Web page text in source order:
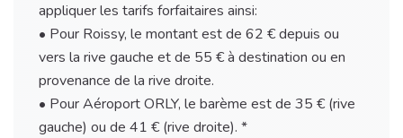
appliquer les tarifs forfaitaires ainsi:
• Pour Roissy, le montant est de 62 € depuis ou
vers la rive gauche et de 55 € à destination ou en
provenance de la rive droite.
• Pour Aéroport ORLY, le barème est de 35 € (rive
gauche) ou de 41 € (rive droite). *